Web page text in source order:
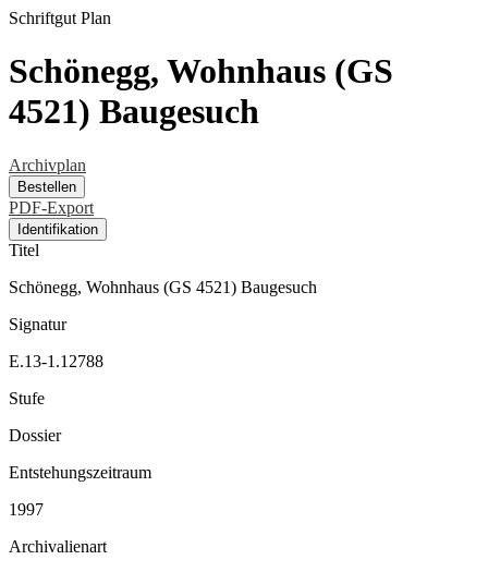
Schriftgut Plan
Schönegg, Wohnhaus (GS
4521) Baugesuch
Archivplan
Bestellen
PDF-Export
Identifikation
Titel
Schönegg, Wohnhaus (GS 4521) Baugesuch
Signatur
E.13-1.12788
Stufe
Dossier
Entstehungszeitraum
1997
Archivalienart